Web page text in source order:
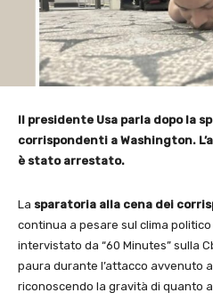
Il presidente Usa parla dopo la
corrispondenti a Washington.
è stato arrestato.
La sparatoria alla cena dei
continua a pesare sul clima
intervistato da “60 Minutes” sulla
paura durante l’attacco avvenuto
riconoscendo la gravità di quanto